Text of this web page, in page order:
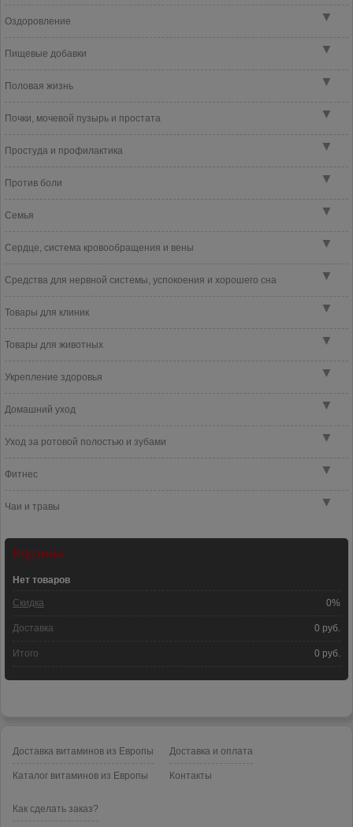
▼
Оздоровление
▼
Пищевые добавки
▼
Половая жизнь
▼
Почки, мочевой пузырь и простата
▼
Простуда и профилактика
▼
Против боли
▼
Семья
▼
Сердце, система кровообращения и вены
▼
Средства для нервной системы, успокоения и хорошего сна
▼
Товары для клиник
▼
Товары для животных
▼
Укрепление здоровья
▼
Домашний уход
▼
Уход за ротовой полостью и зубами
▼
Фитнес
▼
Чаи и травы
Корзина
Нет товаров
Скидка 0%
Доставка 0 руб.
Итого 0 руб.
Доставка витаминов из Европы
Каталог витаминов из Европы
Доставка и оплата
Контакты
Как сделать заказ?